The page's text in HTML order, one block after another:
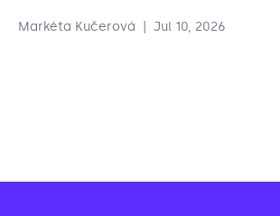
Markéta Kučerová Jul 10, 2026